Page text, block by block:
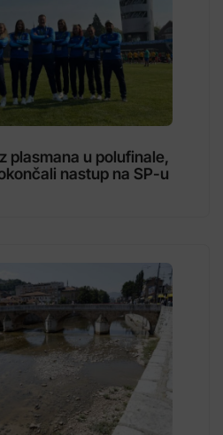
plasmana u polufinale,
nastup na SP-u